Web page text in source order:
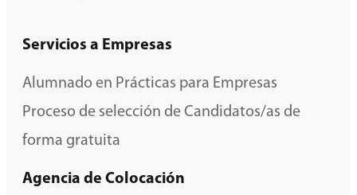
Servicios a Empresas
Alumnado en Prácticas para Empresas
Proceso de selección de Candidatos/as de
forma gratuita
Agencia de Colocación